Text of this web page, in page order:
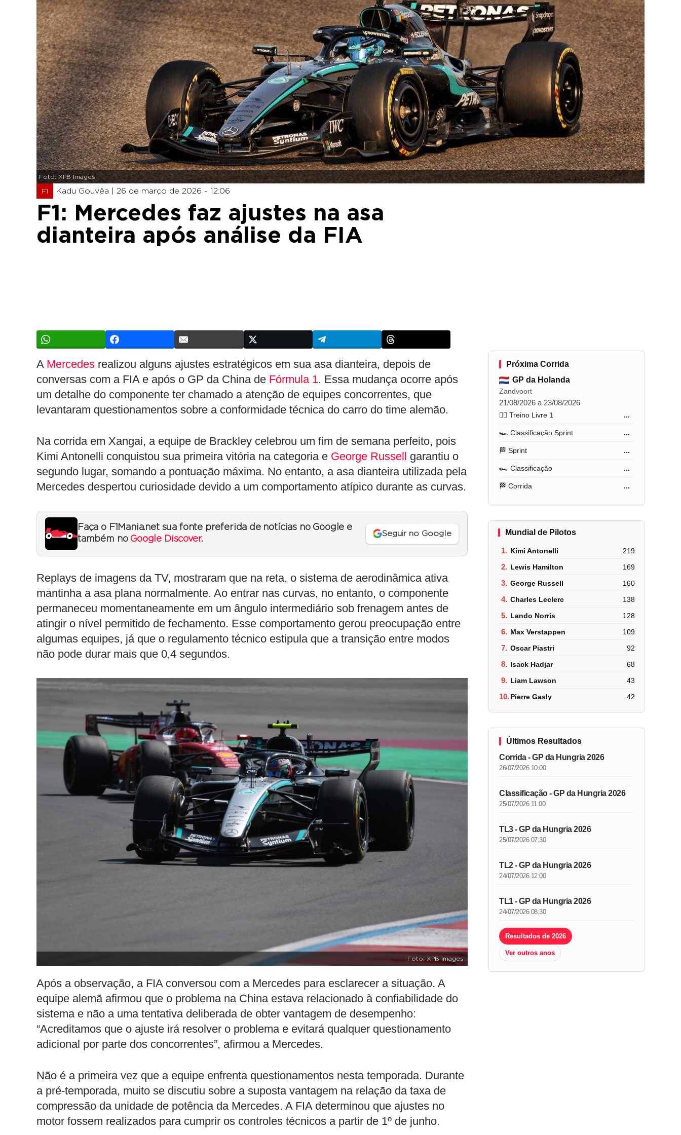
Foto: XPB Images
F1 Kadu Gouvêa | 26 de março de 2026 - 12:06
F1: Mercedes faz ajustes na asa
dianteira após análise da FIA
A Mercedes realizou alguns ajustes estratégicos em sua asa dianteira, depois de
conversas com a FIA e após o GP da China de Fórmula 1. Essa mudança ocorre após
um detalhe do componente ter chamado a atenção de equipes concorrentes, que
levantaram questionamentos sobre a conformidade técnica do carro do time alemão.
Na corrida em Xangai, a equipe de Brackley celebrou um fim de semana perfeito, pois
Kimi Antonelli conquistou sua primeira vitória na categoria e George Russell garantiu o
segundo lugar, somando a pontuação máxima. No entanto, a asa dianteira utilizada pela
Mercedes despertou curiosidade devido a um comportamento atípico durante as curvas.
Faça o F1Mania.net sua fonte preferida de notícias no Google e
também no Google Discover.
Seguir no Google
Replays de imagens da TV, mostraram que na reta, o sistema de aerodinâmica ativa
mantinha a asa plana normalmente. Ao entrar nas curvas, no entanto, o componente
permaneceu momentaneamente em um ângulo intermediário sob frenagem antes de
atingir o nível permitido de fechamento. Esse comportamento gerou preocupação entre
algumas equipes, já que o regulamento técnico estipula que a transição entre modos
não pode durar mais que 0,4 segundos.
Foto: XPB Images
Após a observação, a FIA conversou com a Mercedes para esclarecer a situação. A
equipe alemã afirmou que o problema na China estava relacionado à confiabilidade do
sistema e não a uma tentativa deliberada de obter vantagem de desempenho:
“Acreditamos que o ajuste irá resolver o problema e evitará qualquer questionamento
adicional por parte dos concorrentes”, afirmou a Mercedes.
Não é a primeira vez que a equipe enfrenta questionamentos nesta temporada. Durante
a pré-temporada, muito se discutiu sobre a suposta vantagem na relação da taxa de
compressão da unidade de potência da Mercedes. A FIA determinou que ajustes no
motor fossem realizados para cumprir os controles técnicos a partir de 1º de junho.
Próxima Corrida
GP da Holanda
Zandvoort
21/08/2026 a 23/08/2026
🏋️‍♂️ Treino Livre 1 ...
🏎️ Classificação Sprint ...
🏁 Sprint ...
🏎️ Classificação ...
🏁 Corrida ...
Mundial de Pilotos
1. Kimi Antonelli 219
2. Lewis Hamilton 169
3. George Russell 160
4. Charles Leclerc 138
5. Lando Norris 128
6. Max Verstappen 109
7. Oscar Piastri 92
8. Isack Hadjar 68
9. Liam Lawson 43
10.Pierre Gasly 42
Últimos Resultados
Corrida - GP da Hungria 2026
26/07/2026 10:00
Classificação - GP da Hungria 2026
25/07/2026 11:00
TL3 - GP da Hungria 2026
25/07/2026 07:30
TL2 - GP da Hungria 2026
24/07/2026 12:00
TL1 - GP da Hungria 2026
24/07/2026 08:30
Resultados de 2026
Ver outros anos